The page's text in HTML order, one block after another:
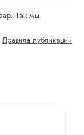
Так мы
Правила публикации